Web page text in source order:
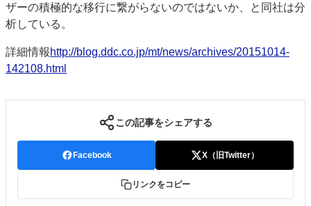
会社案内
購読・購入申し込み
サイトポリシー
お問い合わせ
ザーの積極的な移行に繋がらないのではないか、と同社は分
析している。
詳細情報 http://blog.ddc.co.jp/mt/news/archives/20151014-
142108.html
この記事をシェアする
Facebook X（旧Twitter）
リンクをコピー